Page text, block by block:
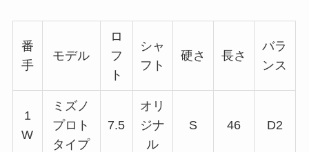
番
手
モデル
ロ
フ
ト
シャ
フト
硬さ 長さ
バラ
ンス
1
W
ミズノ
プロト
タイプ
7.5
オリ
ジナ
ル
S 46 D2